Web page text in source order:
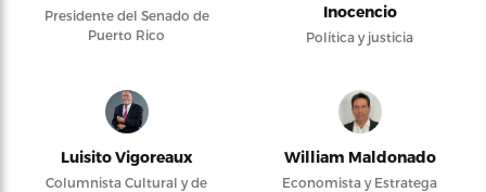
Presidente del Senado de
Puerto Rico
Inocencio
Política y justicia
Luisito Vigoreaux
Columnista Cultural y de
William Maldonado
Economista y Estratega